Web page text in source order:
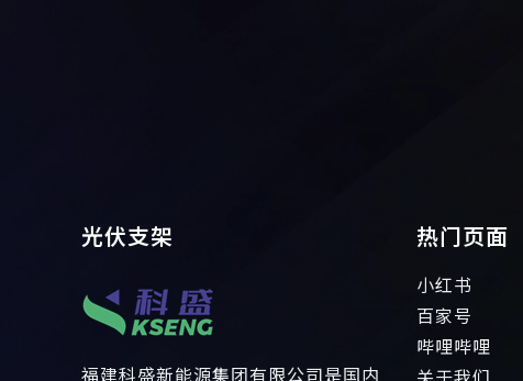
光伏支架
福建科盛新能源集团有限公司是国内
热门页面
小红书
百家号
哔哩哔哩